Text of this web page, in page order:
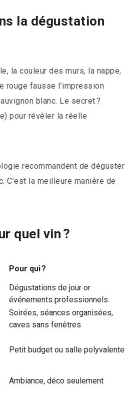
la dégustation
la couleur des murs, la nappe,
rouge fausse l’impression
blanc. Le secret ?
pour révéler la réelle
recommandent de déguster
C’est la meilleure manière de
quel vin ?
Pour qui ?
Dégustations de jour or
événements professionnels
Soirées, séances organisées,
caves sans fenêtres
Petit budget ou salle polyvalente
Ambiance, déco seulement